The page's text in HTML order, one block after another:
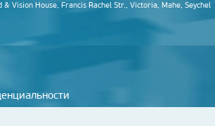
& Vision House, Francis Rachel Str., Victoria, Mahe, Seychel